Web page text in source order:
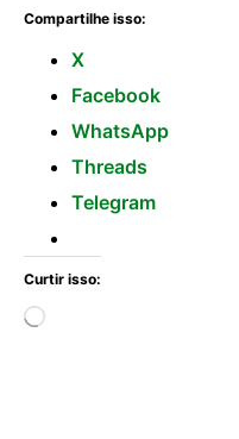
Compartilhe isso:
X
Facebook
WhatsApp
Threads
Telegram
Curtir isso: